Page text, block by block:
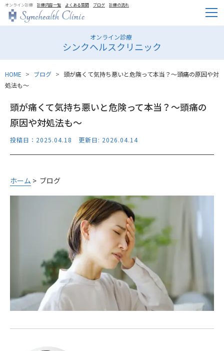
オンライン診療 診療内容一覧 よくある質問 ブログ 診療の流れ
オンライン診療
シンクヘルスクリニック
HOME ブログ
頭が痛くて気持ち悪いと危険って本当？～頭痛の原因や対
処法も～
頭が痛くて気持ち悪いと危険って本当？～頭痛の
原因や対処法も～
投稿日：2025.04.18 更新日: 2026.04.14
ホーム > ブログ